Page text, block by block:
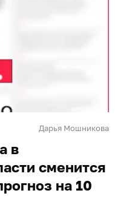
Дарья Мошникова
в
сменится
на 10